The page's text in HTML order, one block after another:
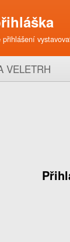
přihlášení
VELETRH